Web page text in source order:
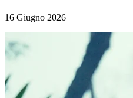
16 Giugno 2026